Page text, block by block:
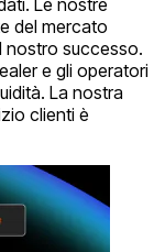
del mercato
nostro successo.
e gli operatori
La nostra
clienti è